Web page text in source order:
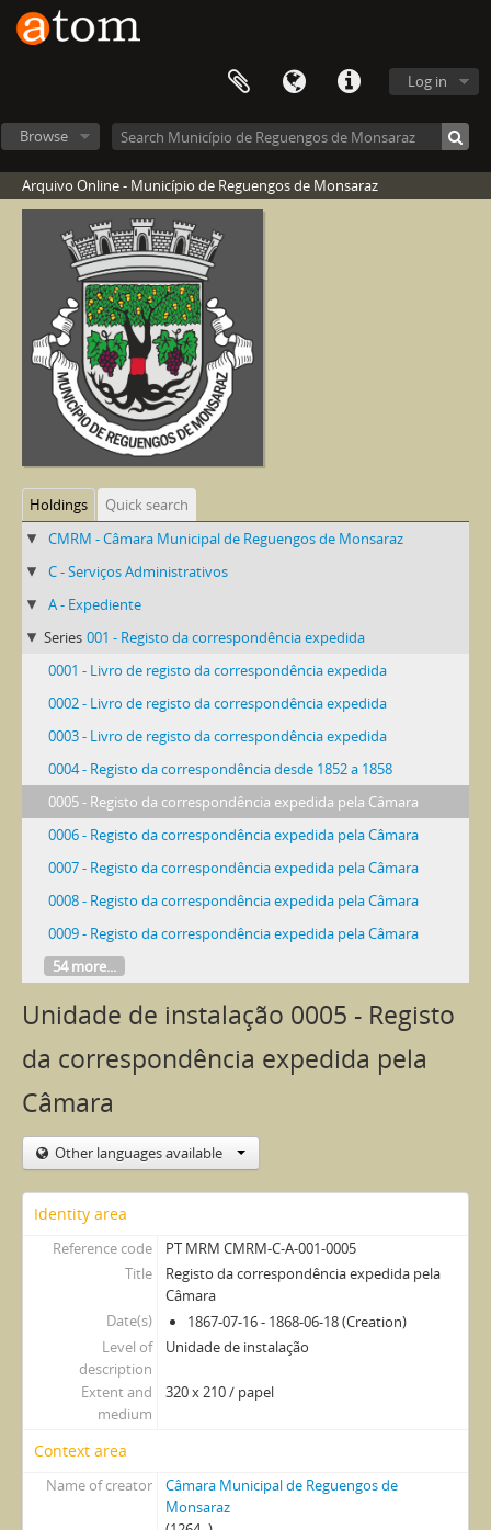
Log in
Browse
Arquivo Online - Município de Reguengos de Monsaraz
Holdings
Quick search
CMRM - Câmara Municipal de Reguengos de Monsaraz
C - Serviços Administrativos
A - Expediente
Series 001 - Registo da correspondência expedida
0001 - Livro de registo da correspondência expedida
0002 - Livro de registo da correspondência expedida
0003 - Livro de registo da correspondência expedida
0004 - Registo da correspondência desde 1852 a 1858
0005 - Registo da correspondência expedida pela Câmara
0006 - Registo da correspondência expedida pela Câmara
0007 - Registo da correspondência expedida pela Câmara
0008 - Registo da correspondência expedida pela Câmara
0009 - Registo da correspondência expedida pela Câmara
54 more...
Unidade de instalação 0005 - Registo
da correspondência expedida pela
Câmara
Other languages available
Identity area
Reference code
PT MRM CMRM-C-A-001-0005
Title
Registo da correspondência expedida pela
Câmara
Date(s)
1867-07-16 - 1868-06-18 (Creation)
Level of
description
Unidade de instalação
Extent and
medium
320 x 210 / papel
Context area
Name of creator
Câmara Municipal de Reguengos de
Monsaraz